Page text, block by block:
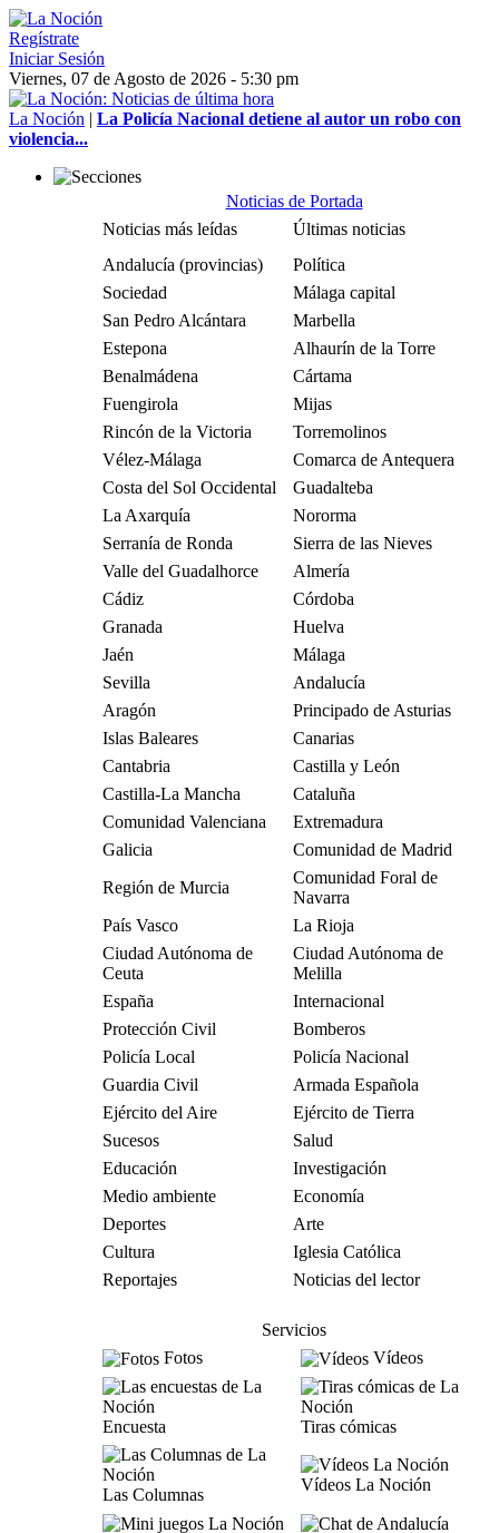
Regístrate
Iniciar Sesión
Viernes, 07 de Agosto de 2026 - 5:30 pm
La Noción | La Policía Nacional detiene al autor un robo con
violencia...
Noticias de Portada
Noticias más leídas
Últimas noticias
Andalucía (provincias)
Política
Sociedad
Málaga capital
San Pedro Alcántara
Marbella
Estepona
Alhaurín de la Torre
Benalmádena
Cártama
Fuengirola
Mijas
Rincón de la Victoria
Torremolinos
Vélez-Málaga
Comarca de Antequera
Costa del Sol Occidental
Guadalteba
La Axarquía
Nororma
Serranía de Ronda
Sierra de las Nieves
Valle del Guadalhorce
Almería
Cádiz
Córdoba
Granada
Huelva
Jaén
Málaga
Sevilla
Andalucía
Aragón
Principado de Asturias
Islas Baleares
Canarias
Cantabria
Castilla y León
Castilla-La Mancha
Cataluña
Comunidad Valenciana
Extremadura
Galicia
Comunidad de Madrid
Región de Murcia
Comunidad Foral de
Navarra
País Vasco
La Rioja
Ciudad Autónoma de
Ceuta
Ciudad Autónoma de
Melilla
España
Internacional
Protección Civil
Bomberos
Policía Local
Policía Nacional
Guardia Civil
Armada Española
Ejército del Aire
Ejército de Tierra
Sucesos
Salud
Educación
Investigación
Medio ambiente
Economía
Deportes
Arte
Cultura
Iglesia Católica
Reportajes
Noticias del lector
Servicios
Fotos
Vídeos
Encuesta Tiras cómicas
Las Columnas
Vídeos La Noción